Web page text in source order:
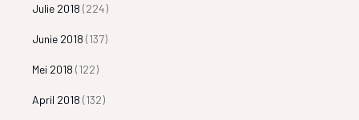
Julie 2018 (224)
Junie 2018 (137)
Mei 2018 (122)
April 2018 (132)